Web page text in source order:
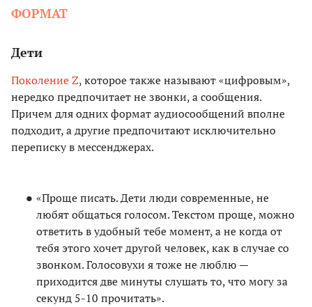
ФОРМАТ
Дети
Поколение Z, которое также называют «цифровым»,
нередко предпочитает не звонки, а сообщения.
Причем для одних формат аудиосообщений вполне
подходит, а другие предпочитают исключительно
переписку в мессенджерах.
«Проще писать. Дети люди современные, не
любят общаться голосом. Текстом проще, можно
ответить в удобный тебе момент, а не когда от
тебя этого хочет другой человек, как в случае со
звонком. Голосовухи я тоже не люблю —
приходится две минуты слушать то, что могу за
секунд 5-10 прочитать».